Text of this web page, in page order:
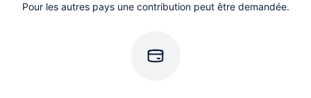
Pour les autres pays une contribution peut être demandée.